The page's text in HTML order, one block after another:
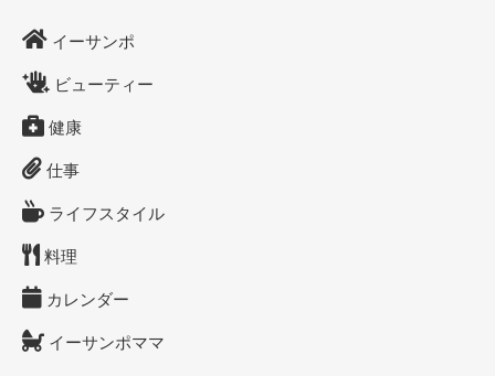
イーサンポ
ビューティー
健康
仕事
ライフスタイル
料理
カレンダー
イーサンポママ